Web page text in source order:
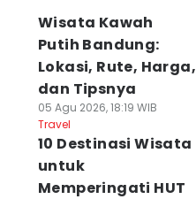
Wisata Kawah
Putih Bandung:
Lokasi, Rute, Harga,
dan Tipsnya
05 Agu 2026, 18:19 WIB
Travel
10 Destinasi Wisata
untuk
Memperingati HUT